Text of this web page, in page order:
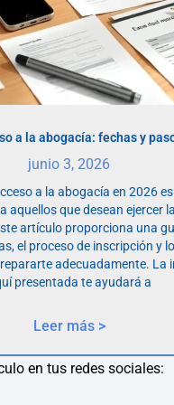
a la abogacía: fechas y
junio 3, 2026
a la abogacía en 2026
aquellos que desean ejercer
artículo proporciona una
el proceso de inscripción y
adecuadamente. La
presentada te ayudará a
Leer más >
en tus redes sociales: